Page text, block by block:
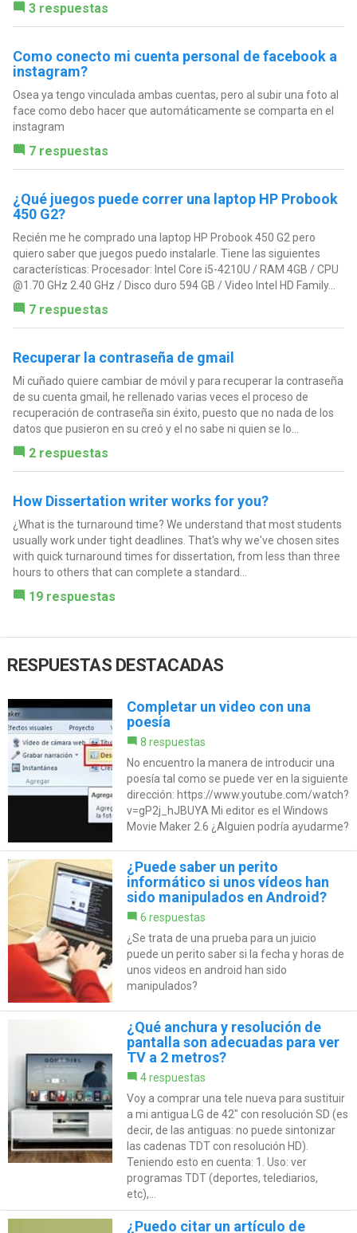
3 respuestas
Como conecto mi cuenta personal de facebook a
instagram?
Osea ya tengo vinculada ambas cuentas, pero al subir una foto al
face como debo hacer que automáticamente se comparta en el
instagram
7 respuestas
¿Qué juegos puede correr una laptop HP Probook
450 G2?
Recién me he comprado una laptop HP Probook 450 G2 pero
quiero saber que juegos puedo instalarle. Tiene las siguientes
características: Procesador: Intel Core i5-4210U / RAM 4GB / CPU
@1.70 GHz 2.40 GHz / Disco duro 594 GB / Video Intel HD Family...
7 respuestas
Recuperar la contraseña de gmail
Mi cuñado quiere cambiar de móvil y para recuperar la contraseña
de su cuenta gmail, he rellenado varias veces el proceso de
recuperación de contraseña sin éxito, puesto que no nada de los
datos que pusieron en su creó y el no sabe ni quien se lo...
2 respuestas
How Dissertation writer works for you?
¿What is the turnaround time? We understand that most students
usually work under tight deadlines. That's why we've chosen sites
with quick turnaround times for dissertation, from less than three
hours to others that can complete a standard...
19 respuestas
RESPUESTAS DESTACADAS
Completar un video con una
poesía
8 respuestas
No encuentro la manera de introducir una
poesía tal como se puede ver en la siguiente
dirección: https://www.youtube.com/watch?
v=gP2j_hJBUYA Mi editor es el Windows
Movie Maker 2.6 ¿Alguien podría ayudarme?
¿Puede saber un perito
informático si unos vídeos han
sido manipulados en Android?
6 respuestas
¿Se trata de una prueba para un juicio
puede un perito saber si la fecha y horas de
unos videos en android han sido
manipulados?
¿Qué anchura y resolución de
pantalla son adecuadas para ver
TV a 2 metros?
4 respuestas
Voy a comprar una tele nueva para sustituir
a mi antigua LG de 42" con resolución SD (es
decir, de las antiguas: no puede sintonizar
las cadenas TDT con resolución HD).
Teniendo esto en cuenta: 1. Uso: ver
programas TDT (deportes, telediarios,
etc),...
¿Puedo citar un artículo de